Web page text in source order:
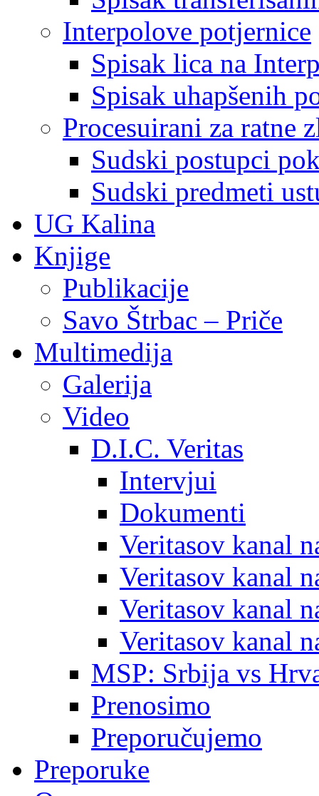
Interpolove potjernice
Spisak lica na
Spisak uhapšenih
Procesuirani za ratne
Sudski postupci
Sudski predmeti
UG Kalina
Knjige
Publikacije
Savo Štrbac – Priče
Multimedija
Galerija
Video
D.I.C. Veritas
Intervjui
Dokumenti
Veritasov kanal
Veritasov kanal
Veritasov kanal
Veritasov kanal
MSP: Srbija vs
Prenosimo
Preporučujemo
Preporuke